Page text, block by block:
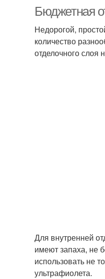
Бюджетная
Недорогой,
количество
отделочного слоя
Для внутренней
имеют запаха, не
использовать не
ультрафиолета.